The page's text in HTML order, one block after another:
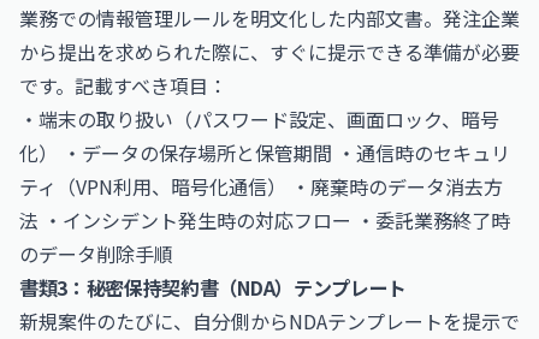
業務での情報管理ルールを明文化した内部文書。発注企業
から提出を求められた際に、すぐに提示できる準備が必要
です。記載すべき項目：
・端末の取り扱い（パスワード設定、画面ロック、暗号
化） ・データの保存場所と保管期間 ・通信時のセキュリ
ティ（VPN利用、暗号化通信） ・廃棄時のデータ消去方
法 ・インシデント発生時の対応フロー ・委託業務終了時
のデータ削除手順
書類3：秘密保持契約書（NDA）テンプレート
新規案件のたびに、自分側からNDAテンプレートを提示で